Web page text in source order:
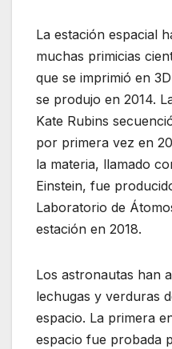
La estación espacial
muchas primicias
que se imprimió en
se produjo en 2014.
Kate Rubins
por primera vez en
la materia, llamado
Einstein, fue
Laboratorio de
estación en 2018.
Los astronautas han
lechugas y verduras
espacio. La primera
espacio fue probada